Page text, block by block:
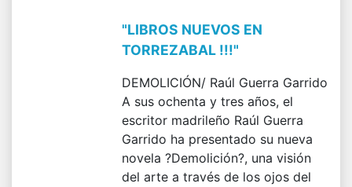
"LIBROS NUEVOS EN
TORREZABAL !!!"
DEMOLICIÓN/ Raúl Guerra Garrido
A sus ochenta y tres años, el
escritor madrileño Raúl Guerra
Garrido ha presentado su nueva
novela ?Demolición?, una visión
del arte a través de los ojos del